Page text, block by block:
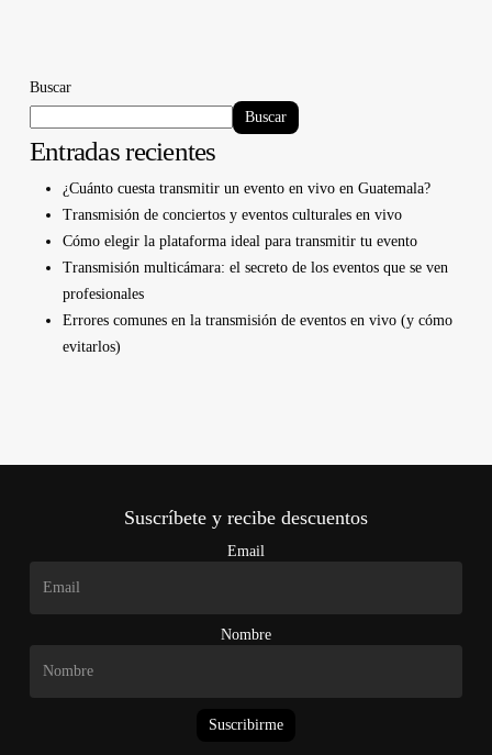
Buscar
Buscar
Entradas recientes
¿Cuánto cuesta transmitir un evento en vivo en Guatemala?
Transmisión de conciertos y eventos culturales en vivo
Cómo elegir la plataforma ideal para transmitir tu evento
Transmisión multicámara: el secreto de los eventos que se ven
profesionales
Errores comunes en la transmisión de eventos en vivo (y cómo
evitarlos)
Suscríbete y recibe descuentos
Email
Nombre
Suscribirme